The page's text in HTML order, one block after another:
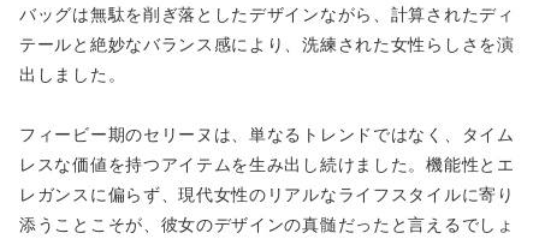
バッグは無駄を削ぎ落としたデザインながら、計算されたディ
テールと絶妙なバランス感により、洗練された女性らしさを演
出しました。
フィービー期のセリーヌは、単なるトレンドではなく、タイム
レスな価値を持つアイテムを生み出し続けました。機能性とエ
レガンスに偏らず、現代女性のリアルなライフスタイルに寄り
添うことこそが、彼女のデザインの真髄だったと言えるでしょ